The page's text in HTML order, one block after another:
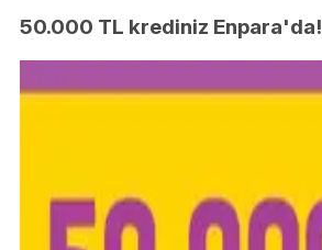
50.000 TL krediniz Enpara'da!